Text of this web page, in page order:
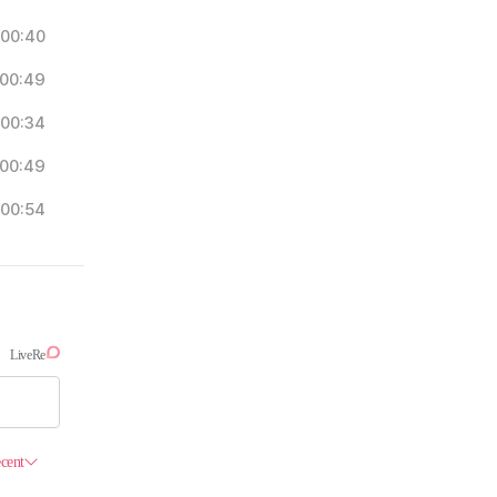
00:40
00:49
00:34
00:49
00:54